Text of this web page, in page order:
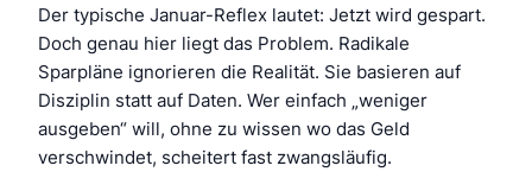
Der typische Januar-Reflex lautet: Jetzt wird gespart.
Doch genau hier liegt das Problem. Radikale
Sparpläne ignorieren die Realität. Sie basieren auf
Disziplin statt auf Daten. Wer einfach „weniger
ausgeben“ will, ohne zu wissen wo das Geld
verschwindet, scheitert fast zwangsläufig.